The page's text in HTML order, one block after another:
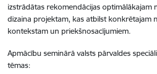
izstrādātas rekomendācijas optimālākajam
dizaina projektam, kas atbilst konkrētajam
kontekstam un priekšnosacījumiem.
Apmācību seminārā valsts pārvaldes
tēmas: